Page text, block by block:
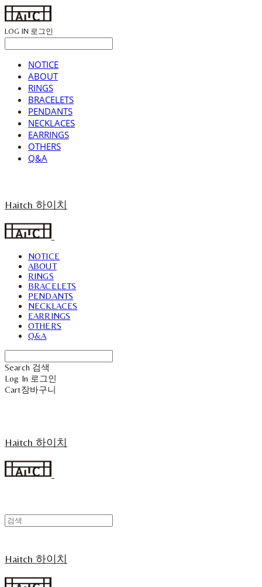
LOG IN 로그인
NOTICE
ABOUT
RINGS
BRACELETS
PENDANTS
NECKLACES
EARRINGS
OTHERS
Q&A
Haitch 하이치
NOTICE
ABOUT
RINGS
BRACELETS
PENDANTS
NECKLACES
EARRINGS
OTHERS
Q&A
Search 검색
Log In 로그인
Cart장바구니
Haitch 하이치
Haitch 하이치